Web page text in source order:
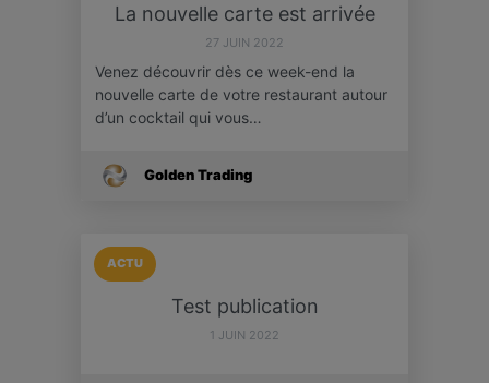
La nouvelle carte est arrivée
27 JUIN 2022
Venez découvrir dès ce week-end la
nouvelle carte de votre restaurant autour
d’un cocktail qui vous…
Golden Trading
ACTU
Test publication
1 JUIN 2022